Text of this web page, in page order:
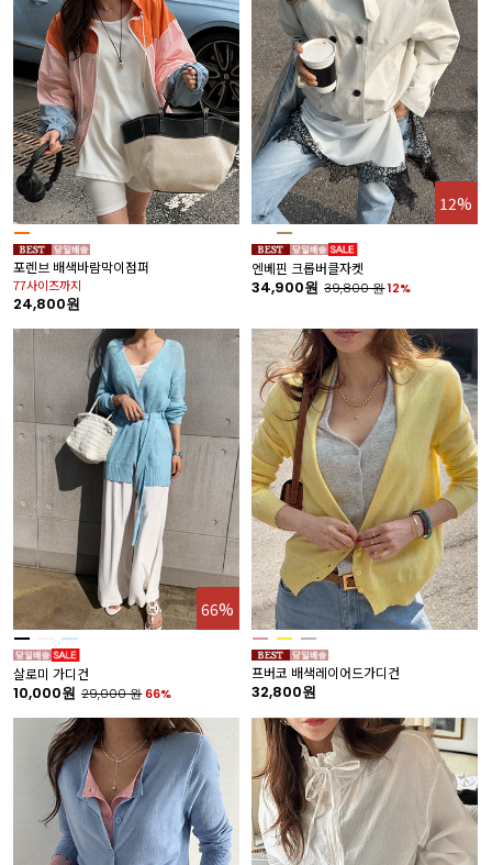
포렌브 배색바람막이점퍼
77사이즈까지
24,800원
12%
엔베핀 크롭버클자켓
34,900원 39,800원12%
66%
살로미 가디건
10,000원 29,000원 66%
프버코 배색레이어드가디건
32,800원